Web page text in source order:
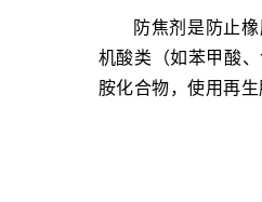
防焦剂是防止
机酸类（如苯甲酸
胺化合物，使用再